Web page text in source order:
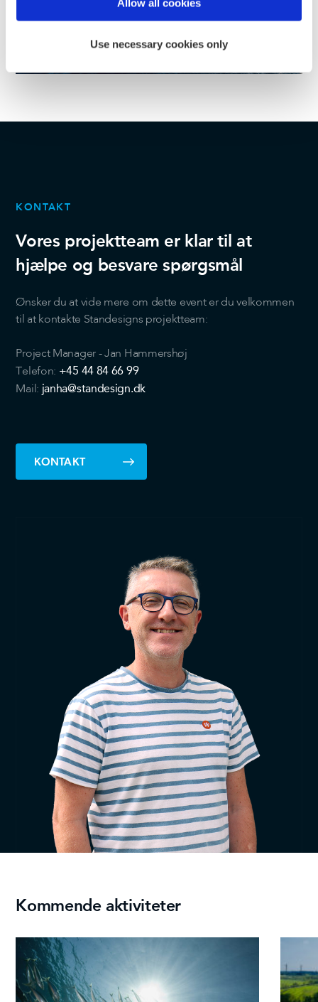
and set your preferences in the
We use cookies to personalise content and ads, to
may combine it with other information that you’ve
Allow all cookies
Use necessary cookies only
KONTAKT
Vores projektteam er klar til at
hjælpe og besvare spørgsmål
Ønsker du at vide mere om dette event er du velkommen
til at kontakte Standesigns projektteam:
Project Manager - Jan Hammershøj
Telefon: +45 44 84 66 99
Mail: janha@standesign.dk
KONTAKT
Kommende aktiviteter